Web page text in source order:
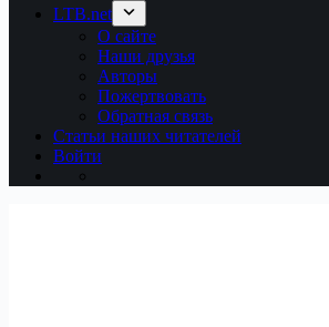
LTB.net
О сайте
Наши друзья
Авторы
Пожертвовать
Обратная связь
Статьи наших читателей
Войти